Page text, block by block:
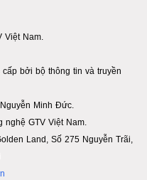
Việt Nam.
bởi bộ thông tin và truyền
Minh Đức.
nghệ GTV Việt Nam.
Land, Số 275 Nguyễn Trãi,